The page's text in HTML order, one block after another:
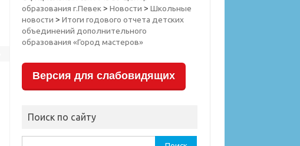
образования г.Певек>Новости >Школьные
новости >Итоги годового отчета детских
объединений дополнительного
образования «Город мастеров»
Версия для слабовидящих
Поиск по сайту